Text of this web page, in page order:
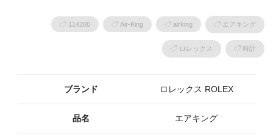
114200 Air-King airking エアキング
ロレックス 時計
ブランド ロレックス ROLEX
品名 エアキング